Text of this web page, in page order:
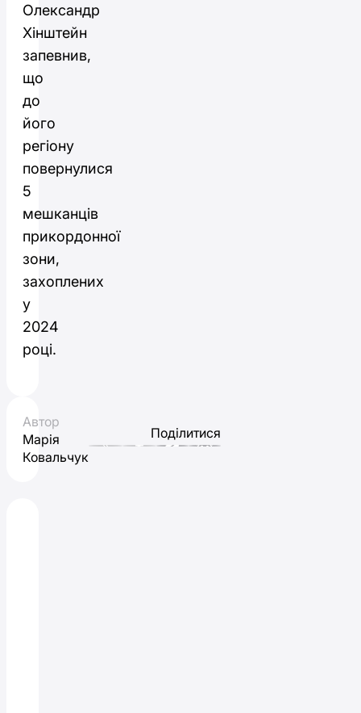
Олександр
Хінштейн
запевнив,
що
до
його
регіону
повернулися
5
мешканців
прикордонної
зони,
захоплених
у
2024
році.
Автор
Марія
Ковальчук
Поділитися